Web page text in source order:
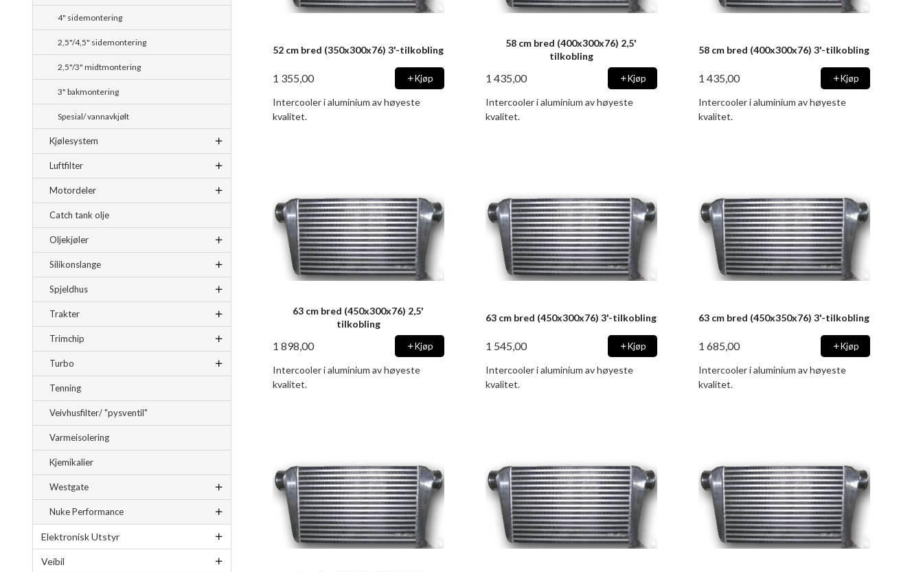
4" sidemontering
2,5"/4,5" sidemontering
2,5"/3" midtmontering
3" bakmontering
Spesial/ vannavkjølt
Kjølesystem
Luftfilter
Motordeler
Catch tank olje
Oljekjøler
Silikonslange
Spjeldhus
Trakter
Trimchip
Turbo
Tenning
Veivhusfilter/ "pysventil"
Varmeisolering
Kjemikalier
Westgate
Nuke Performance
Elektronisk Utstyr
Veibil
52 cm bred (350x300x76) 3'-tilkobling
1 355,00 Kjøp
Intercooler i aluminium av høyeste
kvalitet.
58 cm bred (400x300x76) 2,5'
tilkobling
1 435,00 Kjøp
Intercooler i aluminium av høyeste
kvalitet.
58 cm bred (400x300x76) 3'-tilkobling
1 435,00 Kjøp
Intercooler i aluminium av høyeste
kvalitet.
63 cm bred (450x300x76) 2,5'
tilkobling
1 898,00 Kjøp
Intercooler i aluminium av høyeste
kvalitet.
63 cm bred (450x300x76) 3'-tilkobling
1 545,00 Kjøp
Intercooler i aluminium av høyeste
kvalitet.
63 cm bred (450x350x76) 3'-tilkobling
1 685,00 Kjøp
Intercooler i aluminium av høyeste
kvalitet.